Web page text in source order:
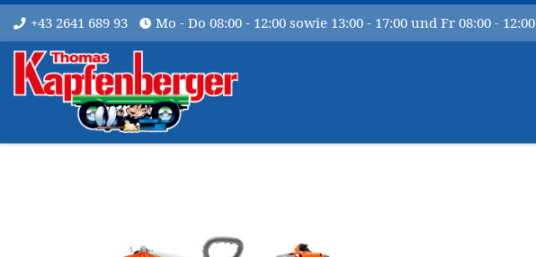
Zum Inhalt springen
+43 2641 689 93 Mo - Do 08:00 - 12:00 sowie 13:00 - 17:00 und Fr 08:00 - 12:00